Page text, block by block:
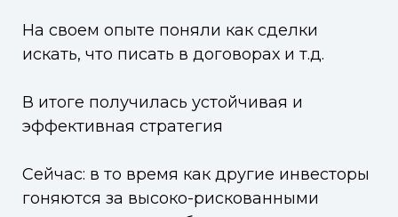
На своем опыте поняли как сделки
искать, что писать в договорах и т.д.
В итоге получилась устойчивая и
эффективная стратегия
Сейчас: в то время как другие инвесторы
гоняются за высоко-рискованными